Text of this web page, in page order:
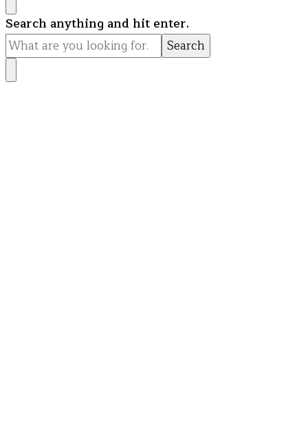
Looking
for
Something?
Search anything and hit enter.